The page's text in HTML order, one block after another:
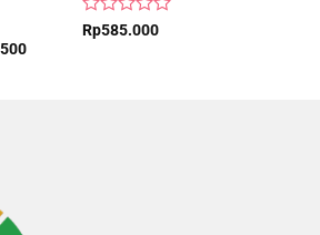
Current
Rated
Rp585.000